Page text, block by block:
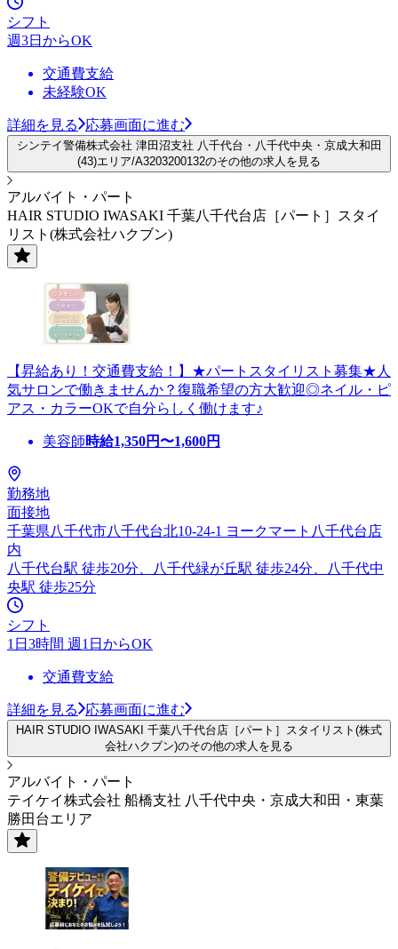
シフト
週3日からOK
交通費支給
未経験OK
詳細を見る 応募画面に進む
シンテイ警備株式会社 津田沼支社 八千代台・八千代中央・京成大和田
(43)エリア/A3203200132のその他の求人を見る
アルバイト・パート
HAIR STUDIO IWASAKI 千葉八千代台店［パート］スタイ
リスト(株式会社ハクブン)
【昇給あり！交通費支給！】★パートスタイリスト募集★人
気サロンで働きませんか？復職希望の方大歓迎◎ネイル・ピ
アス・カラーOKで自分らしく働けます♪
美容師時給1,350円〜1,600円
勤務地
面接地
千葉県八千代市八千代台北10-24-1 ヨークマート八千代台店
内
八千代台駅 徒歩20分、八千代緑が丘駅 徒歩24分、八千代中
央駅 徒歩25分
シフト
1日3時間 週1日からOK
交通費支給
詳細を見る 応募画面に進む
HAIR STUDIO IWASAKI 千葉八千代台店［パート］スタイリスト(株式
会社ハクブン)のその他の求人を見る
アルバイト・パート
テイケイ株式会社 船橋支社 八千代中央・京成大和田・東葉
勝田台エリア